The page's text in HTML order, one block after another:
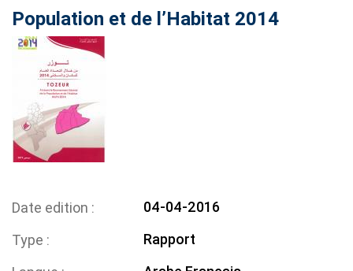
Population et de l’Habitat 2014
Date edition
04-04-2016
Type
Rapport